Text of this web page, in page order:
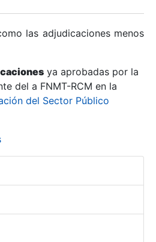
las adjudicaciones menos
ya aprobadas por la
del a FNMT-RCM en la
del Sector Público